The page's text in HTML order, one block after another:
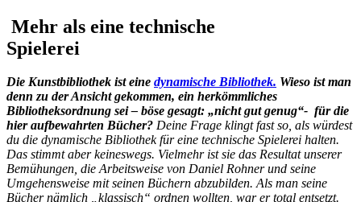
Mehr als eine technische
Spielerei
Die Kunstbibliothek ist eine dynamische Bibliothek. Wieso ist man
denn zu der Ansicht gekommen, ein herkömmliches
Bibliotheksordnung sei – böse gesagt: „nicht gut genug“- für die
hier aufbewahrten Bücher? Deine Frage klingt fast so, als würdest
du die dynamische Bibliothek für eine technische Spielerei halten.
Das stimmt aber keineswegs. Vielmehr ist sie das Resultat unserer
Bemühungen, die Arbeitsweise von Daniel Rohner und seine
Umgehensweise mit seinen Büchern abzubilden. Als man seine
Bücher nämlich „klassisch“ ordnen wollten, war er total entsetzt.